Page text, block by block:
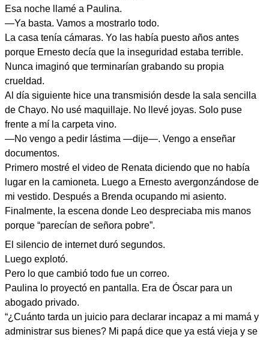
Esa noche llamé a Paulina.
—Ya basta. Vamos a mostrarlo todo.
La casa tenía cámaras. Yo las había puesto años antes
porque Ernesto decía que la inseguridad estaba terrible.
Nunca imaginó que terminarían grabando su propia
crueldad.
Al día siguiente hice una transmisión desde la sala sencilla
de Chayo. No usé maquillaje. No llevé joyas. Solo puse
frente a mí la carpeta vino.
—No vengo a pedir lástima —dije—. Vengo a enseñar
documentos.
Primero mostré el video de Renata diciendo que no había
lugar en la camioneta. Luego a Ernesto avergonzándose de
mi vestido. Después a Brenda ocupando mi asiento.
Finalmente, la escena donde Leo despreciaba mis manos
porque “parecían de señora pobre”.
El silencio de internet duró segundos.
Luego explotó.
Pero lo que cambió todo fue un correo.
Paulina lo proyectó en pantalla. Era de Óscar para un
abogado privado.
“¿Cuánto tarda un juicio para declarar incapaz a mi mamá y
administrar sus bienes? Mi papá dice que ya está vieja y se